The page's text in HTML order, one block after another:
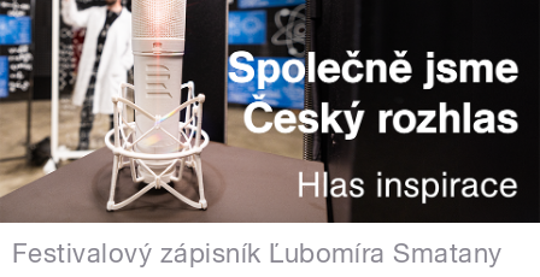
Festivalový zápisník Ľubomíra Smatany